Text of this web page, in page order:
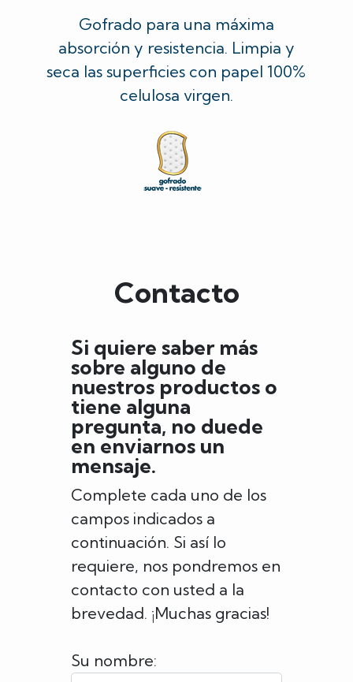
Gofrado para una máxima
absorción y resistencia. Limpia y
seca las superficies con papel 100%
celulosa virgen.
Contacto
Si quiere saber más
sobre alguno de
nuestros productos o
tiene alguna
pregunta, no duede
en enviarnos un
mensaje.
Complete cada uno de los
campos indicados a
continuación. Si así lo
requiere, nos pondremos en
contacto con usted a la
brevedad. ¡Muchas gracias!
Su nombre: